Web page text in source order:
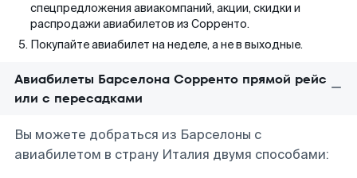
спецпредложения авиакомпаний, акции, скидки и
распродажи авиабилетов из Сорренто.
Покупайте авиабилет на неделе, а не в выходные.
Авиабилеты Барселона Сорренто прямой рейс
или с пересадками
Вы можете добраться из Барселоны с
авиабилетом в страну Италия двумя способами: